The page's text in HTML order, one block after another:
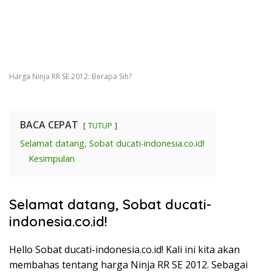
Harga Ninja RR SE 2012: Berapa Sih?
BACA CEPAT TUTUP
Selamat datang, Sobat ducati-indonesia.co.id!
Kesimpulan
Selamat datang, Sobat ducati-
indonesia.co.id!
Hello Sobat ducati-indonesia.co.id! Kali ini kita akan
membahas tentang harga Ninja RR SE 2012. Sebagai